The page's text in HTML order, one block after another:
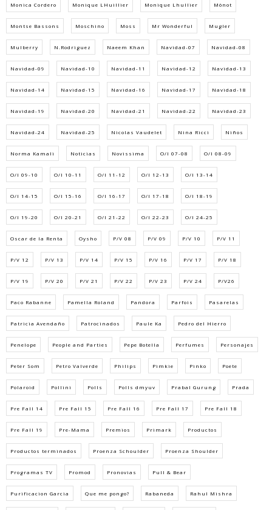
Monica Cordero Monique LHuillier Monique Lhullier Mônot
Montse Bassons Moschino Moss Mr Wonderful Mugler
Mulberry N.Rodriguez Naeem Khan Navidad-07 Navidad-08
Navidad-09 Navidad-10 Navidad-11 Navidad-12 Navidad-13
Navidad-14 Navidad-15 Navidad-16 Navidad-17 Navidad-18
Navidad-19 Navidad-20 Navidad-21 Navidad-22 Navidad-23
Navidad-24 Navidad-25 Nicolas Vaudelet Nina Ricci Niños
Norma Kamali Noticias Novissima O/I 07-08 O/I 08-09
O/I 09-10 O/I 10-11 O/I 11-12 O/I 12-13 O/I 13-14
O/I 14-15 O/I 15-16 O/I 16-17 O/I 17-18 O/I 18-19
O/I 19-20 O/I 20-21 O/I 21-22 O/I 22-23 O/I 24-25
Oscar de la Renta Oysho P/V 08 P/V 09 P/V 10 P/V 11
P/V 12 P/V 13 P/V 14 P/V 15 P/V 16 P/V 17 P/V 18
P/V 19 P/V 20 P/V 21 P/V 22 P/V 23 P/V 24 P/V26
Paco Rabanne Pamella Roland Pandora Parfois Pasarelas
Patricia Avendaño Patrocinados Paule Ka Pedro del Hierro
Penelope People and Parties Pepe Botella Perfumes Personajes
Peter Som Petro Valverde Philips Pimkie Pinko Poete
Polaroid Pollini Polls Polls dmyuv Prabal Gurung Prada
Pre Fall 14 Pre Fall 15 Pre Fall 16 Pre Fall 17 Pre Fall 18
Pre Fall 19 Pre-Mama Premios Primark Productos
Productos terminados Proenza Schoulder Proenza Shoulder
Programas TV Promod Pronovias Pull & Bear
Purificacion Garcia Que me pongo? Rabaneda Rahul Mishra